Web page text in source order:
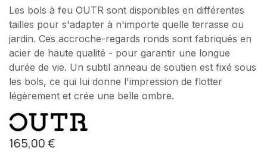
Les bols à feu OUTR sont disponibles en différentes
tailles pour s'adapter à n'importe quelle terrasse ou
jardin. Ces accroche-regards ronds sont fabriqués en
acier de haute qualité - pour garantir une longue
durée de vie. Un subtil anneau de soutien est fixé sous
les bols, ce qui lui donne l'impression de flotter
légèrement et crée une belle ombre.
165,00€